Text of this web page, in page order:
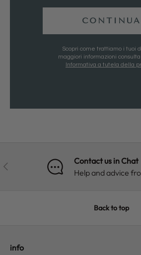
CONTINUA
Scopri come trattiamo i tuoi
maggiori informazioni
Informativa a tutela della
PREVIOUS
Contact us in Chat
Help and advice
Back to top
info